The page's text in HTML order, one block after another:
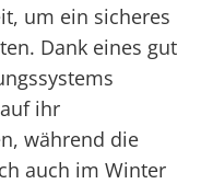
um ein sicheres
Dank eines gut
ihr
während die
auch im Winter